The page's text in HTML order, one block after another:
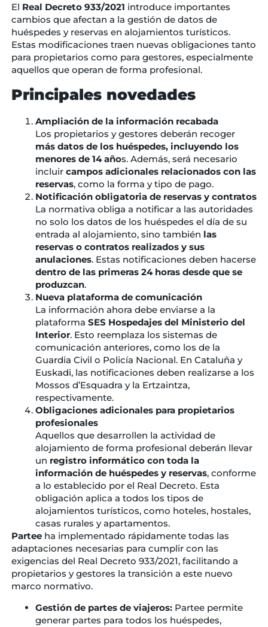
El Real Decreto 933/2021 introduce importantes
cambios que afectan a la gestión de datos de
huéspedes y reservas en alojamientos turísticos.
Estas modificaciones traen nuevas obligaciones tanto
para propietarios como para gestores, especialmente
aquellos que operan de forma profesional.
Principales novedades
Ampliación de la información recabada
Los propietarios y gestores deberán recoger
más datos de los huéspedes, incluyendo los
menores de 14 años. Además, será necesario
incluir campos adicionales relacionados con las
reservas, como la forma y tipo de pago.
Notificación obligatoria de reservas y contratos
La normativa obliga a notificar a las autoridades
no solo los datos de los huéspedes el día de su
entrada al alojamiento, sino también las
reservas o contratos realizados y sus
anulaciones. Estas notificaciones deben hacerse
dentro de las primeras 24 horas desde que se
produzcan.
Nueva plataforma de comunicación
La información ahora debe enviarse a la
plataforma SES Hospedajes del Ministerio del
Interior. Esto reemplaza los sistemas de
comunicación anteriores, como los de la
Guardia Civil o Policía Nacional. En Cataluña y
Euskadi, las notificaciones deben realizarse a los
Mossos d’Esquadra y la Ertzaintza,
respectivamente.
Obligaciones adicionales para propietarios
profesionales
Aquellos que desarrollen la actividad de
alojamiento de forma profesional deberán llevar
un registro informático con toda la
información de huéspedes y reservas, conforme
a lo establecido por el Real Decreto. Esta
obligación aplica a todos los tipos de
alojamientos turísticos, como hoteles, hostales,
casas rurales y apartamentos.
Partee ha implementado rápidamente todas las
adaptaciones necesarias para cumplir con las
exigencias del Real Decreto 933/2021, facilitando a
propietarios y gestores la transición a este nuevo
marco normativo.
Gestión de partes de viajeros:Partee permite
generar partes para todos los huéspedes,